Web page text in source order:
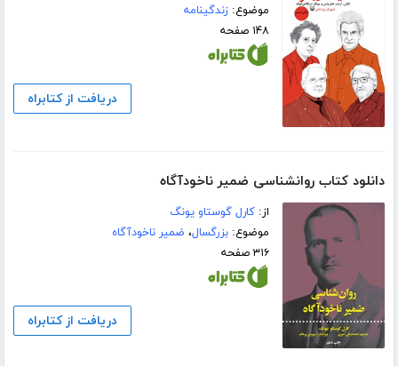
موضوع:زندگینامه
۱۴۸ صفحه
دریافت از کتابراه
دانلود کتاب روانشناسی ضمیر ناخودآگاه
از:کارل گوستاو یونگ
موضوع:بزرگسال، ضمیر ناخودآگاه
۳۱۶ صفحه
دریافت از کتابراه